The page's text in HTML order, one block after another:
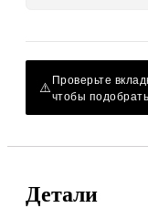
⚠️Проверьте
чтобы
Детали